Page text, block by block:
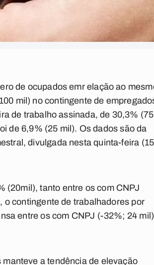
de ocupados emr elação ao
mil) no contingente de
de trabalho assinada, de 30,3% (75
de 6,9% (25 mil). Os dados são da
divulgada nesta quinta-feira
(20mil), tanto entre os com CNPJ
o contingente de trabalhadores por
entre os com CNPJ (-32%; 24 mil)
a tendência de elevação